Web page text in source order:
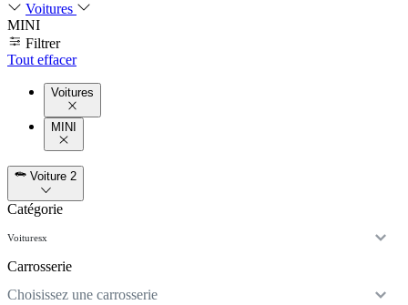
Voitures
MINI
Filtrer
Tout effacer
Voitures
MINI
Voiture 2
Catégorie
Voituresx
Carrosserie
Choisissez une carrosserie